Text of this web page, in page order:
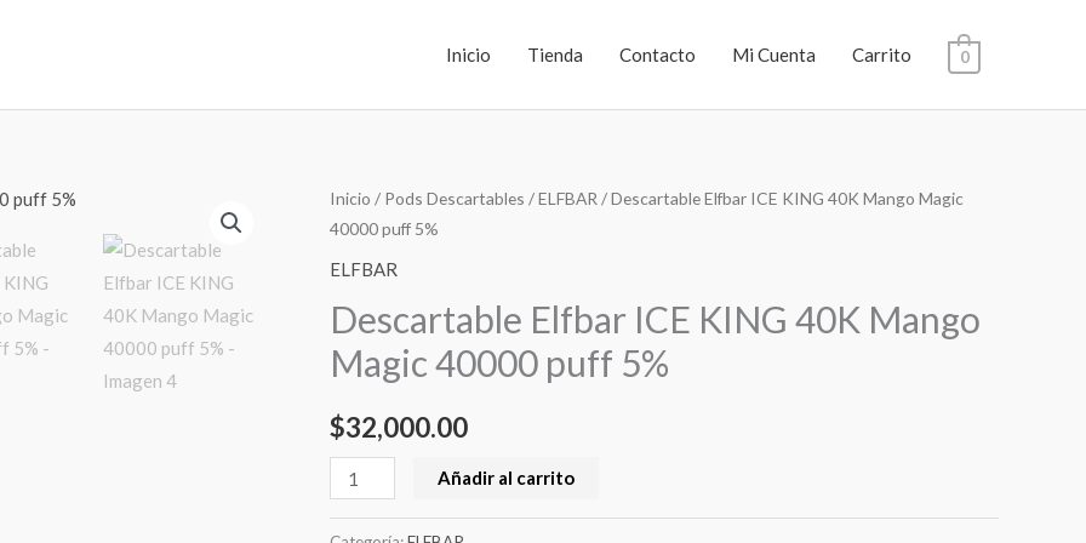
Inicio Tienda Contacto Mi Cuenta Carrito 0
Inicio / Pods Descartables /ELFBAR / Descartable Elfbar ICE KING 40K Mango Magic
40000 puff 5%
ELFBAR
Descartable Elfbar ICE KING 40K Mango
Magic 40000 puff 5%
$32,000.00
Descartable
Elfbar
ICE
40K
Mango
40000
puff
5%
cantidad
Añadir al carrito